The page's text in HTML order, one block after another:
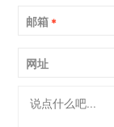
邮箱 *
网址